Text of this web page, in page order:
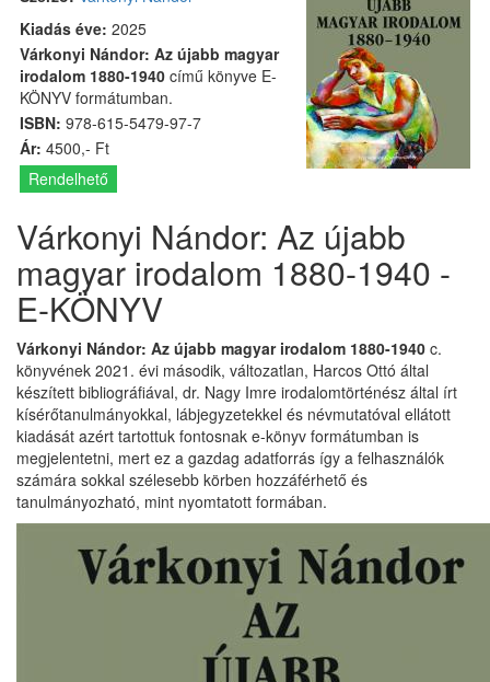
Kiadás éve: 2025
Várkonyi Nándor: Az újabb magyar
irodalom 1880-1940 című könyve E-
KÖNYV formátumban.
ISBN: 978-615-5479-97-7
Ár: 4500,- Ft
Rendelhető
Várkonyi Nándor: Az újabb
magyar irodalom 1880-1940 -
E-KÖNYV
Várkonyi Nándor: Az újabb magyar irodalom 1880-1940 c.
könyvének 2021. évi második, változatlan, Harcos Ottó által
készített bibliográfiával, dr. Nagy Imre irodalomtörténész által írt
kísérőtanulmányokkal, lábjegyzetekkel és névmutatóval ellátott
kiadását azért tartottuk fontosnak e-könyv formátumban is
megjelentetni, mert ez a gazdag adatforrás így a felhasználók
számára sokkal szélesebb körben hozzáférhető és
tanulmányozható, mint nyomtatott formában.